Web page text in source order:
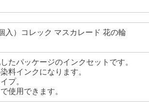
入）コレック マスカレード 花の輪
たパッケージのインクセットです。
料インクになります。
プ。
使用できます。